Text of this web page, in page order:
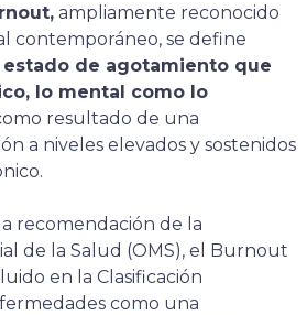
ampliamente reconocido
contemporáneo, se define
de agotamiento que
lo mental como lo
resultado de una
a niveles elevados y sostenidos
recomendación de la
de la Salud (OMS), el Burnout
en la Clasificación
como una